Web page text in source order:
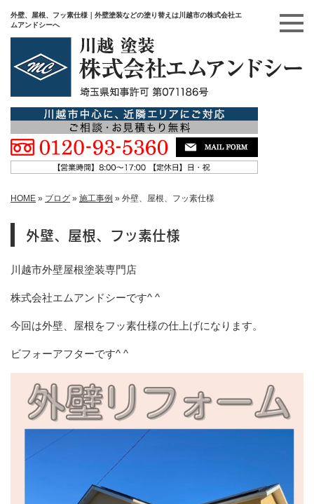
外壁、屋根、フッ素仕様｜外壁塗装などの塗り替えは川越市の株式会社エ
ムアンドシーへ
HOME » ブログ » 施工事例 » 外壁、屋根、フッ素仕様
外壁、屋根、フッ素仕様
川越市外壁屋根塗装専門店
株式会社エムアンドシーです^ ^
今回は外壁、屋根をフッ素仕様の仕上げになります。
ビフォーアフターです^ ^